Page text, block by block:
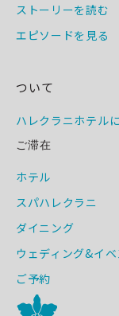
ストーリーを読む
エピソードを見る
ついて
ハレクラニホテルに
ご滞在
ホテル
スパハレクラニ
ダイニング
ウェディング&イベ
ご予約